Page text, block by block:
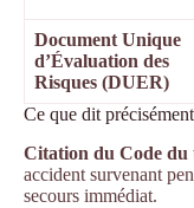
Document Unique
d’Évaluation des
Risques (DUER)
Ce que dit
Citation du Code du
accident survenant
secours immédiat.